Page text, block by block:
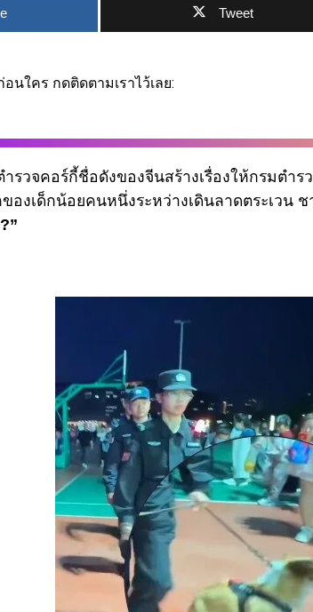
Tweet
ใคร กดติดตามเราไว้เลย:
รวจคอร์กี้ชื่อดังของจีนสร้างเรื่องให้กรมตำ
องเด็กน้อยคนหนึ่งระหว่างเดินลาดตระเวน